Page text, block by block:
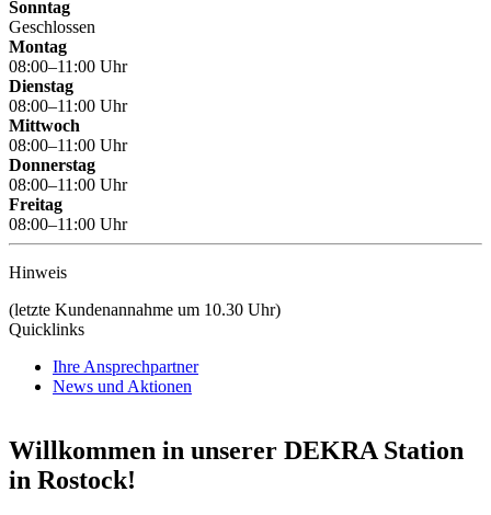
Sonntag
Geschlossen
Montag
08:00–11:00 Uhr
Dienstag
08:00–11:00 Uhr
Mittwoch
08:00–11:00 Uhr
Donnerstag
08:00–11:00 Uhr
Freitag
08:00–11:00 Uhr
Hinweis
(letzte Kundenannahme um 10.30 Uhr)
Quicklinks
Ihre Ansprechpartner
News und Aktionen
Willkommen in unserer DEKRA Station
in Rostock!